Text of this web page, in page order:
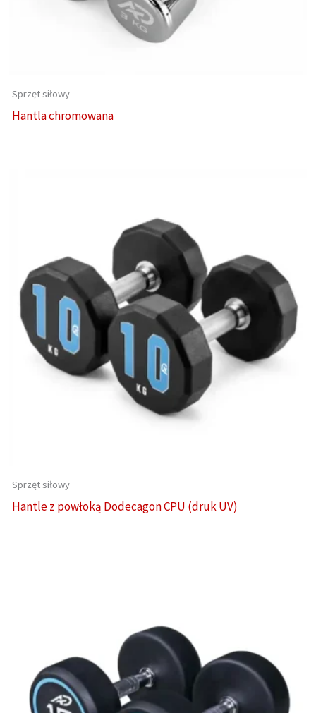
Sprzęt siłowy
Hantla chromowana
Sprzęt siłowy
Hantle z powłoką Dodecagon CPU (druk UV)